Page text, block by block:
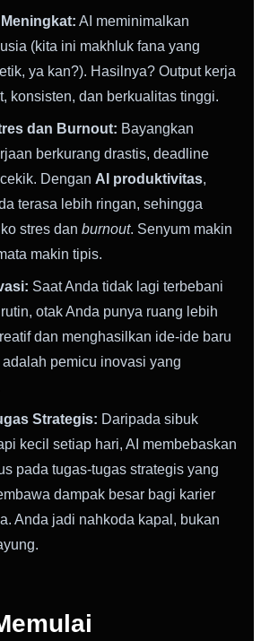
AI meminimalkan
(kita ini makhluk fana yang
ya kan?). Hasilnya? Output kerja
konsisten, dan berkualitas tinggi.
dan Burnout: Bayangkan
berkurang drastis, deadline
Dengan AI produktivitas,
terasa lebih ringan, sehingga
stres dan burnout. Senyum makin
makin tipis.
Saat Anda tidak lagi terbebani
otak Anda punya ruang lebih
dan menghasilkan ide-ide baru
pemicu inovasi yang
Strategis: Daripada sibuk
kecil setiap hari, AI membebaskan
pada tugas-tugas strategis yang
dampak besar bagi karier
Anda jadi nahkoda kapal, bukan